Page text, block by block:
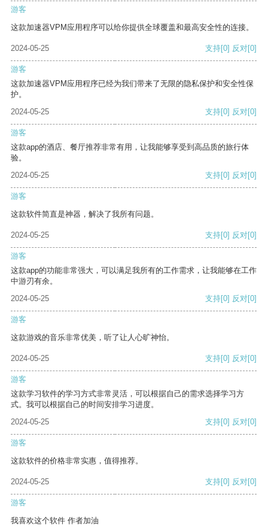
游客
这款加速器VPM应用程序可以给你提供全球覆盖和最高安全性的连接。
2024-05-25 支持[0] 反对[0]
游客
这款加速器VPM应用程序已经为我们带来了无限的隐私保护和安全性保
护。
2024-05-25
支持[0] 反对[0]
游客
这款app的酒店、餐厅推荐非常有用，让我能够享受到高品质的旅行体
验。
2024-05-25
支持[0] 反对[0]
游客
这款软件简直是神器，解决了我所有问题。
2024-05-25 支持[0] 反对[0]
游客
这款app的功能非常强大，可以满足我所有的工作需求，让我能够在工作
中游刃有余。
2024-05-25
支持[0] 反对[0]
游客
这款游戏的音乐非常优美，听了让人心旷神怡。
2024-05-25 支持[0] 反对[0]
游客
这款学习软件的学习方式非常灵活，可以根据自己的需求选择学习方
式。我可以根据自己的时间安排学习进度。
2024-05-25
支持[0] 反对[0]
游客
这款软件的价格非常实惠，值得推荐。
2024-05-25 支持[0] 反对[0]
游客
我喜欢这个软件 作者加油